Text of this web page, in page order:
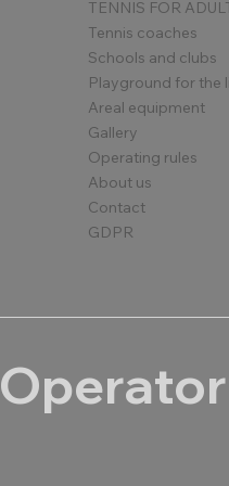
TENNIS FOR
Tennis coaches
Schools and clubs
Playground for the
Areal equipment
Gallery
Operating rules
About us
Contact
GDPR